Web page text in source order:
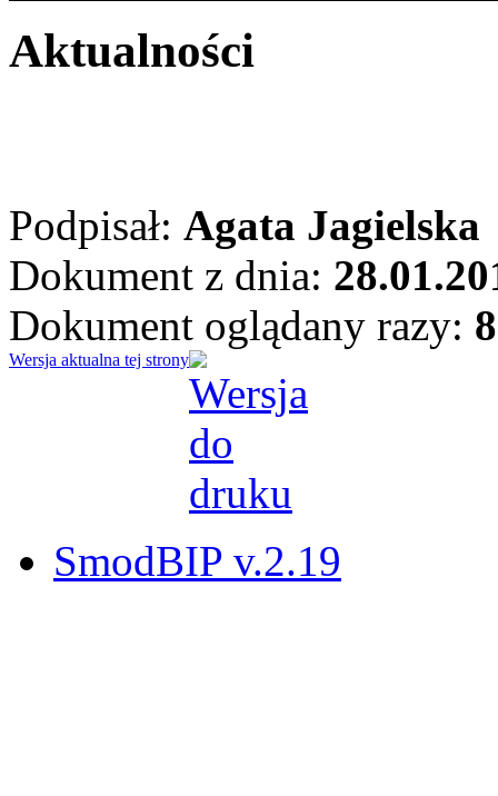
Aktualności
Podpisał: Agata Jagielska
Dokument z dnia:
Dokument oglądany razy:
Wersja aktualna tej strony
SmodBIP v.2.19